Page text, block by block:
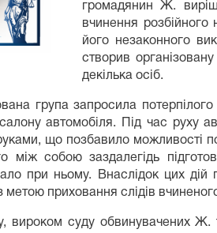
громадянин Ж.
вчинення
його незаконного
створив
декілька осіб.
група запросила
автомобіля. Під час руху
що позбавило можливості
між собою заздалегідь
при ньому. Внаслідок цих дій
метою приховання слідів
вироком суду обвинувачених